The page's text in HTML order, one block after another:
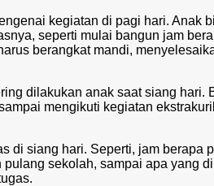
kegiatan di pagi hari. Anak
seperti mulai bangun jam
berangkat mandi,
dilakukan anak saat siang hari.
mengikuti kegiatan
di siang hari. Seperti, jam berapa
sekolah, sampai apa yang